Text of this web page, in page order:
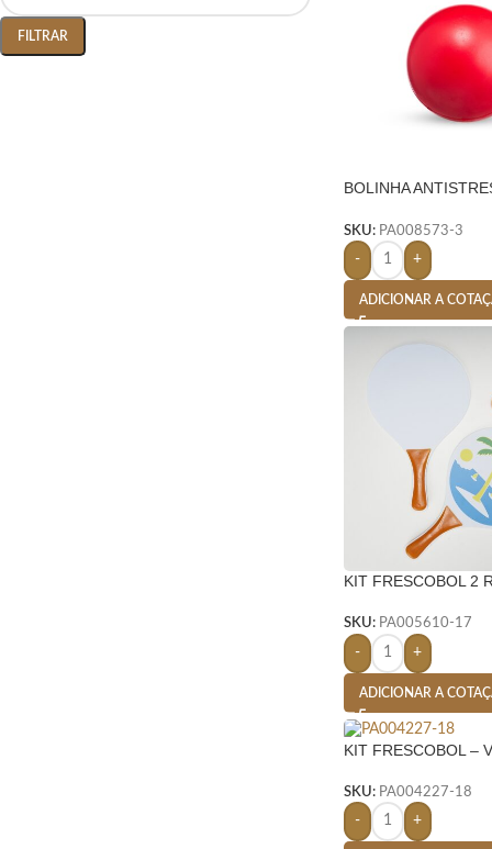
FILTRAR
BOLINHA
SKU: PA008573-3
- +
ADICIONAR A
KIT FRESCOBOL 2
SKU: PA005610-17
- +
ADICIONAR A
KIT FRESCOBOL –
SKU: PA004227-18
- +